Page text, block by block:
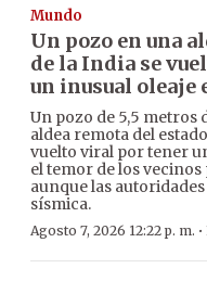
Mundo
Un pozo en una
de la India se
un inusual oleaje
Un pozo de 5,5
aldea remota del
vuelto viral por tener
el temor de los
aunque las
sísmica.
Agosto 7, 2026 12:22 p. m. ·